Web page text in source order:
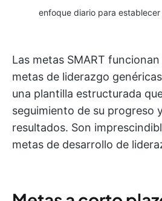
enfoque diario para
Las metas SMART
metas de liderazgo
una plantilla estructurada
seguimiento de su progreso
resultados. Son
metas de desarrollo de